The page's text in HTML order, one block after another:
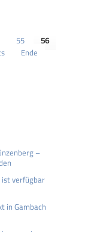
55
56
Ende
–
ist verfügbar
in Gambach